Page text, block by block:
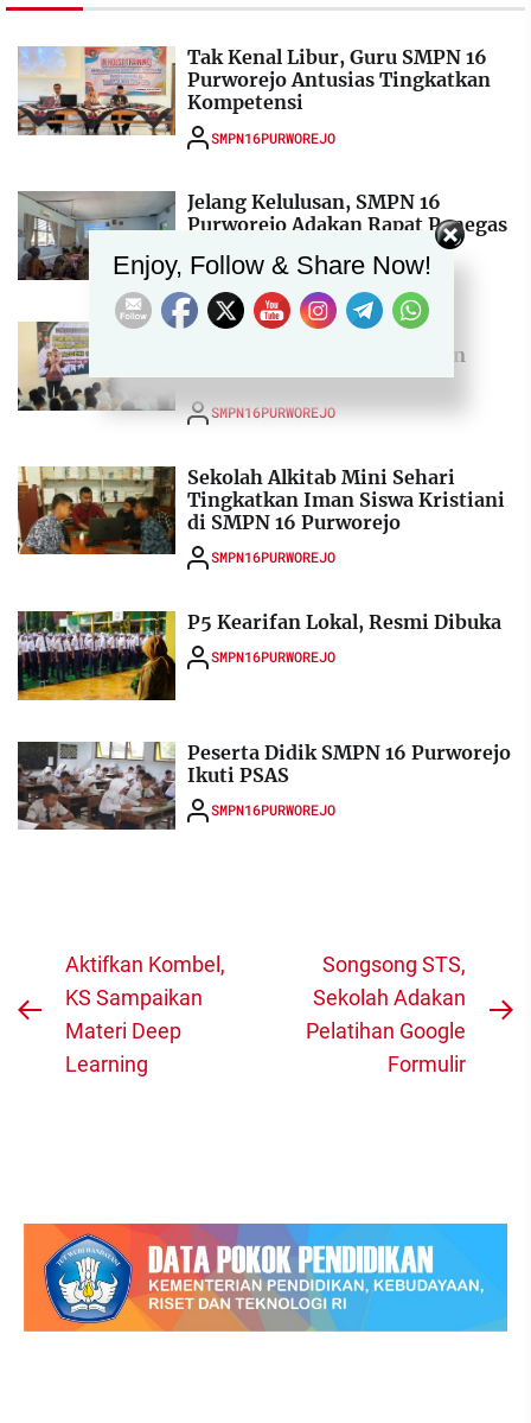
Tak Kenal Libur, Guru SMPN 16
Purworejo Antusias Tingkatkan
Kompetensi
SMPN16PURWOREJO
Jelang Kelulusan, SMPN 16
Purworejo Adakan Rapat Penegas
SMPN16PURWOREJO
Isi Ramadhan, SMPN 16
Purworejo Adakan Pesantren
Kilat
SMPN16PURWOREJO
Sekolah Alkitab Mini Sehari
Tingkatkan Iman Siswa Kristiani
di SMPN 16 Purworejo
SMPN16PURWOREJO
P5 Kearifan Lokal, Resmi Dibuka
SMPN16PURWOREJO
Peserta Didik SMPN 16 Purworejo
Ikuti PSAS
SMPN16PURWOREJO
Navigasi
pos
Previous
Aktifkan Kombel,
KS Sampaikan
Materi Deep
Learning
Songsong STS,
Sekolah Adakan
Pelatihan Google
Formulir
Enjoy, Follow & Share Now!
Set Youtube Channel ID